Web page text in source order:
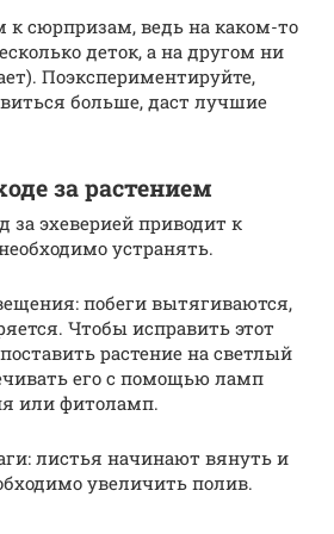
сюрпризам, ведь на каком-то
деток, а на другом ни
Поэкспериментируйте,
больше, даст лучшие
за растением
за эхеверией приводит к
устранять.
побеги вытягиваются,
Чтобы исправить этот
растение на светлый
его с помощью ламп
или фитоламп.
листья начинают вянуть и
увеличить полив.